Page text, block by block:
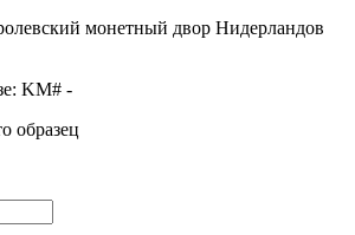
монетный двор Нидерландов
: KM# -
образец